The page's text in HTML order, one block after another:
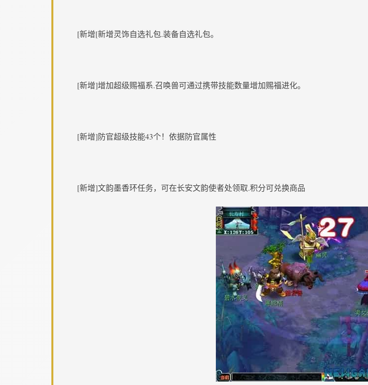
[新增[新增灵饰自选礼包.装备自选礼包。
[新增]增加超级赐福系.召唤兽可通过携带技能数量增加赐福进化。
[新增]防官超级技能43个！依据防官属性
[新增]文韵墨香环任务，可在长安文韵使者处领取.积分可兑换商品